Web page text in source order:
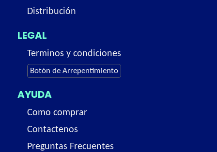
Distribución
LEGAL
Terminos y condiciones
Botón de Arrepentimiento
AYUDA
Como comprar
Contactenos
Preguntas Frecuentes